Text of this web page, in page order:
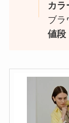
カラ
ブラ
値段